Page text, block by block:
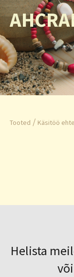
Tooted / Käsitöö
Helista